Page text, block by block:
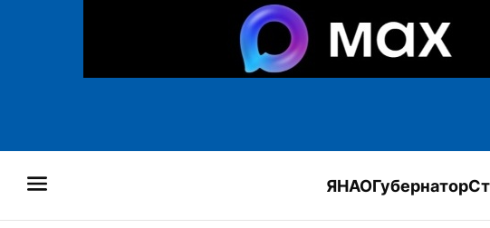
ЯНАОГубернатор